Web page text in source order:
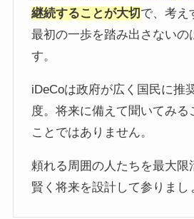
継続することが大切 で、考え
最初の一歩を踏み出さないの
す。
iDeCoは政府が広く国民に推
度。将来に備えて聞いてみる
ことではありません。
頼れる周囲の人たちを最大限
賢く将来を設計して参りまし